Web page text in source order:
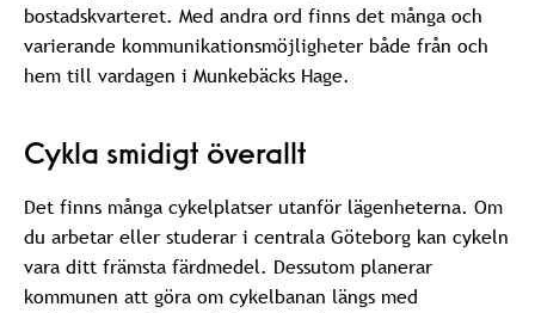
bostadskvarteret. Med andra ord finns det många och
varierande kommunikationsmöjligheter både från och
hem till vardagen i Munkebäcks Hage.
Cykla smidigt överallt
Det finns många cykelplatser utanför lägenheterna. Om
du arbetar eller studerar i centrala Göteborg kan cykeln
vara ditt främsta färdmedel. Dessutom planerar
kommunen att göra om cykelbanan längs med